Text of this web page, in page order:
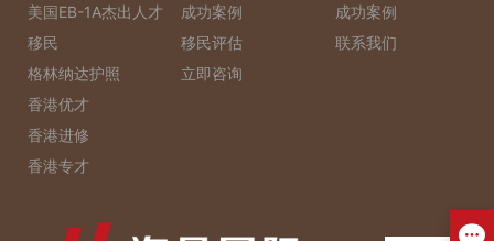
美国EB-1A杰出人才
移民
格林纳达护照
香港优才
香港进修
香港专才
成功案例
移民评估
立即咨询
成功案例
联系我们